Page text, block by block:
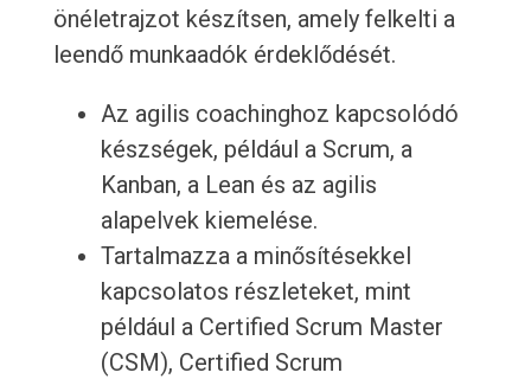
önéletrajzot készítsen, amely felkelti a
leendő munkaadók érdeklődését.
Az agilis coachinghoz kapcsolódó
készségek, például a Scrum, a
Kanban, a Lean és az agilis
alapelvek kiemelése.
Tartalmazza a minősítésekkel
kapcsolatos részleteket, mint
például a Certified Scrum Master
(CSM), Certified Scrum